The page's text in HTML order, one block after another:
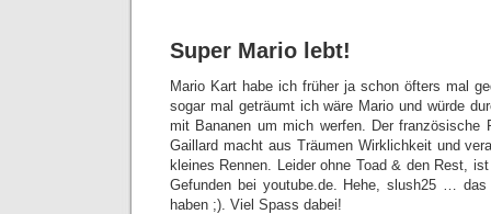
Super Mario lebt!
Mario Kart habe ich früher ja schon öfters mal
sogar mal geträumt ich wäre Mario und würde
mit Bananen um mich werfen. Der französische
Gaillard macht aus Träumen Wirklichkeit und
kleines Rennen. Leider ohne Toad & den Rest,
Gefunden bei youtube.de. Hehe, slush25 …
haben ;). Viel Spass dabei!